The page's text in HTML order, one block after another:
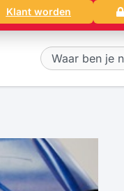
Klant worden
Zoeken